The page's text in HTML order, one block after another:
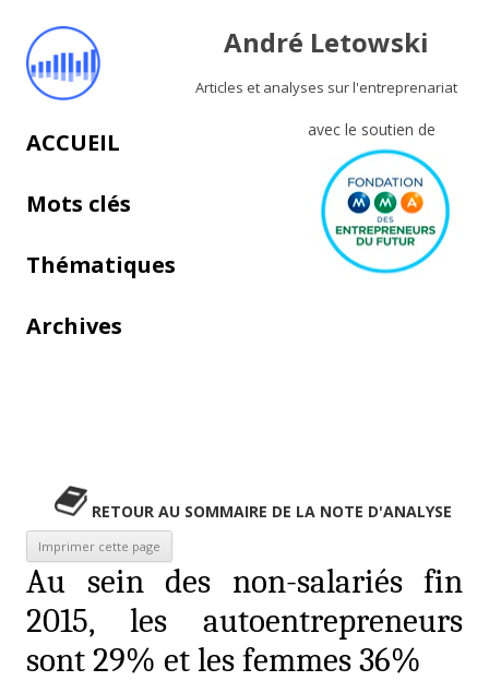
André Letowski
Articles et analyses sur l'entreprenariat
avec le soutien de
Aller au contenu principal
ACCUEIL
Mots clés
Thématiques
Archives
RETOUR AU SOMMAIRE DE LA NOTE D'ANALYSE
Au sein des non-salariés fin
2015, les autoentrepreneurs
sont 29% et les femmes 36%